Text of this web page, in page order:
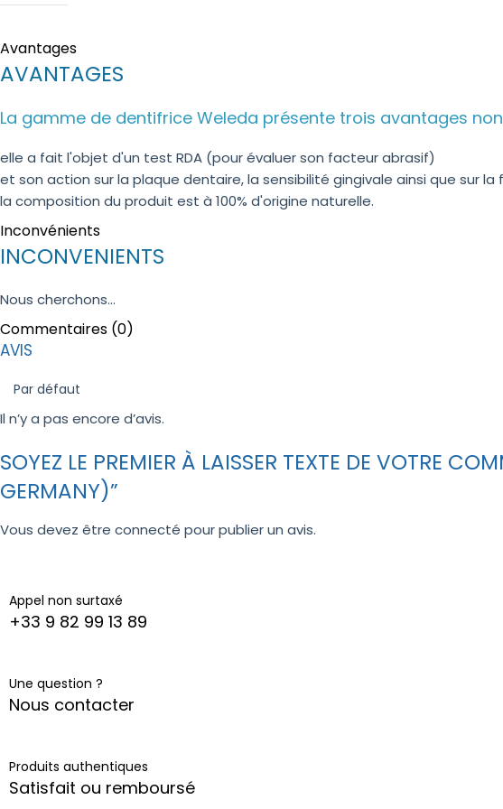
Avantages
AVANTAGES
La gamme de dentifrice Weleda présente trois avantages
elle a fait l'objet d'un test RDA (pour évaluer son facteur abrasif)
et son action sur la plaque dentaire, la sensibilité gingivale ainsi que sur
la composition du produit est à 100% d'origine naturelle.
Inconvénients
INCONVENIENTS
Nous cherchons...
Commentaires (0)
AVIS
Il n’y a pas encore d’avis.
SOYEZ LE PREMIER À LAISSER TEXTE DE VOTRE
GERMANY)”
Vous devez être connecté pour publier un avis.
Appel non surtaxé
+33 9 82 99 13 89
Une question ?
Nous contacter
Produits authentiques
Satisfait ou remboursé